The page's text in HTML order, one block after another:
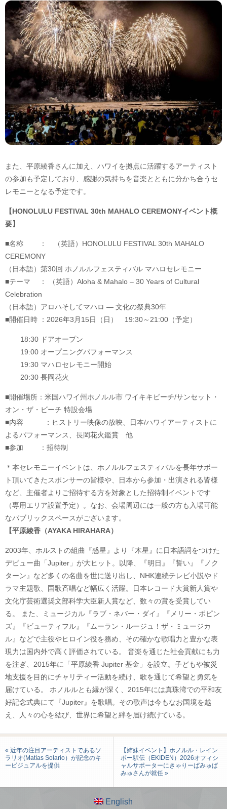
また、平原綾香さんに加え、ハワイを拠点に活躍するアーティスト
の参加も予定しており、感謝の気持ちを音楽とともに分かち合うセ
レモニーとなる予定です。
【HONOLULU FESTIVAL 30th MAHALO CEREMONYイベント概
要】
■名称 ： （英語）HONOLULU FESTIVAL 30th MAHALO
CEREMONY
（日本語）第30回 ホノルルフェスティバル マハロセレモニー
■テーマ ： （英語）Aloha & Mahalo – 30 Years of Cultural
Celebration
（日本語）アロハそしてマハロ ― 文化の祭典30年
■開催日時 ：2026年3月15日（日） 19:30～21:00（予定）
18:30 ドアオープン
19:00 オープニングパフォーマンス
19:30 マハロセレモニー開始
20:30 長岡花火
■開催場所：米国ハワイ州ホノルル市 ワイキキビーチ/サンセット・
オン・ザ・ビーチ 特設会場
■内容 ：ヒストリー映像の放映、日本/ハワイアーティストに
よるパフォーマンス、長岡花火鑑賞 他
■参加 ：招待制
＊本セレモニーイベントは、ホノルルフェスティバルを長年サポー
ト頂いてきたスポンサーの皆様や、日本から参加・出演される皆様
など、主催者よりご招待する方を対象とした招待制イベントです
（専用エリア設置予定）。なお、会場周辺には一般の方も入場可能
なパブリックスペースがございます。
【平原綾香（AYAKA HIRAHARA）
2003年、ホルストの組曲『惑星』より『木星』に日本語詞をつけた
デビュー曲「Jupiter」が大ヒット。以降、『明日』『誓い』『ノク
ターン』など多くの名曲を世に送り出し、NHK連続テレビ小説やド
ラマ主題歌、国歌斉唱など幅広く活躍。日本レコード大賞新人賞や
文化庁芸術選奨文部科学大臣新人賞など、数々の賞を受賞してい
る。 また、ミュージカル『ラブ・ネバー・ダイ』『メリー・ポピン
ズ』『ビューティフル』『ムーラン・ルージュ！ザ・ミュージカ
ル』などで主役やヒロイン役を務め、その確かな歌唱力と豊かな表
現力は国内外で高く評価されている。 音楽を通じた社会貢献にも力
を注ぎ、2015年に「平原綾香 Jupiter 基金」を設立。子どもや被災
地支援を目的にチャリティー活動を続け、歌を通じて希望と勇気を
届けている。 ホノルルとも縁が深く、2015年には真珠湾での平和友
好記念式典にて『Jupiter』を歌唱。その歌声は今もなお国境を越
え、人々の心を結び、世界に希望と絆を届け続けている。
« 近年の注目アーティストであるソ
ラリオ(Matías Solario）が記念のキ
ービジュアルを提供
【姉妹イベント】ホノルル・レイン
ボー駅伝（EKIDEN）2026オフィシ
ャルサポーターにきゃりーぱみゅぱ
みゅさんが就任 »
English